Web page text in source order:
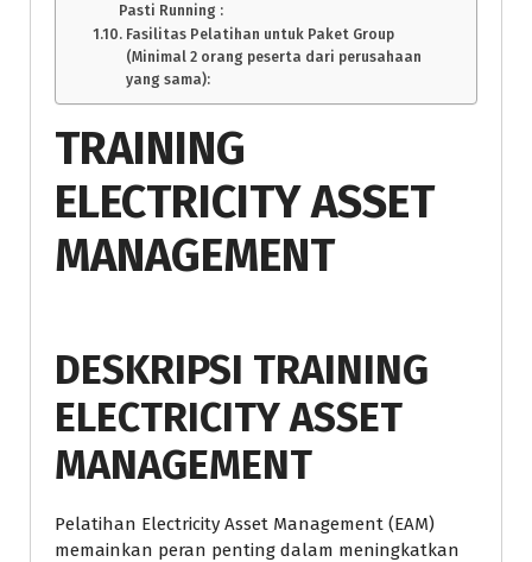
Pasti Running :
Fasilitas Pelatihan untuk Paket Group
(Minimal 2 orang peserta dari perusahaan
yang sama):
TRAINING
ELECTRICITY ASSET
MANAGEMENT
DESKRIPSI TRAINING
ELECTRICITY ASSET
MANAGEMENT
Pelatihan Electricity Asset Management (EAM)
memainkan peran penting dalam meningkatkan